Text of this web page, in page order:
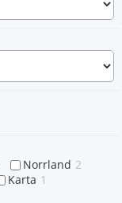
Norrland 2
Karta 1